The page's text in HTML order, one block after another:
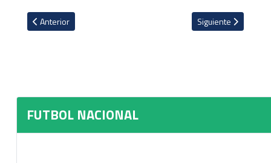
Artículo anterior: Herediano confirma su nueva casa para el
Anterior Artículo siguiente:
Siguiente
FUTBOL NACIONAL